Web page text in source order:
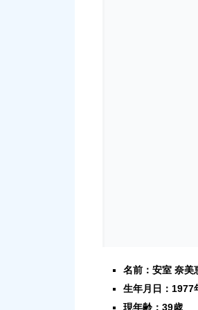
名前：安室 奈美
生年月日：1977
現年齢：39歳